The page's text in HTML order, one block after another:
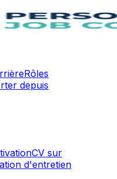
Rôles
depuis
CV sur
d'entretien